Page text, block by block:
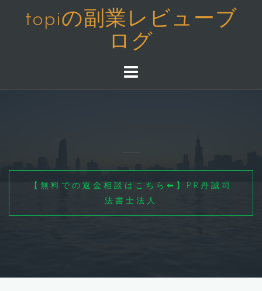
へ
topiの副業レビューブ
ログ
【無料での返金相談はこちら⬅】PR丹誠司
法書士法人